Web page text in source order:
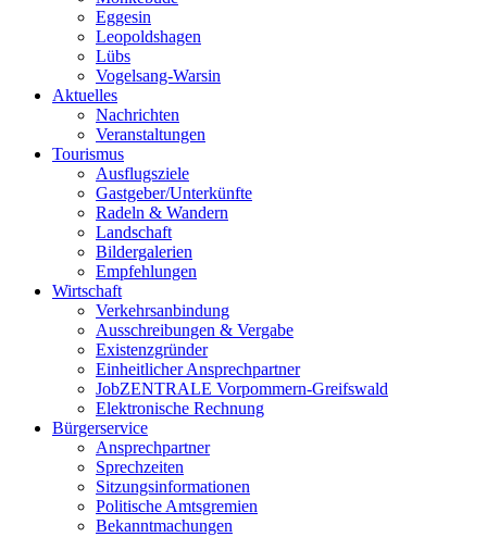
Eggesin
Leopoldshagen
Lübs
Vogelsang-Warsin
Aktuelles
Nachrichten
Veranstaltungen
Tourismus
Ausflugsziele
Gastgeber/Unterkünfte
Radeln & Wandern
Landschaft
Bildergalerien
Empfehlungen
Wirtschaft
Verkehrsanbindung
Ausschreibungen & Vergabe
Existenzgründer
Einheitlicher Ansprechpartner
JobZENTRALE Vorpommern-Greifswald
Elektronische Rechnung
Bürgerservice
Ansprechpartner
Sprechzeiten
Sitzungsinformationen
Politische Amtsgremien
Bekanntmachungen